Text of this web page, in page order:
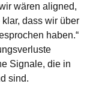
wären aligned,
dass wir über
haben.“
Signale, die in
sind.